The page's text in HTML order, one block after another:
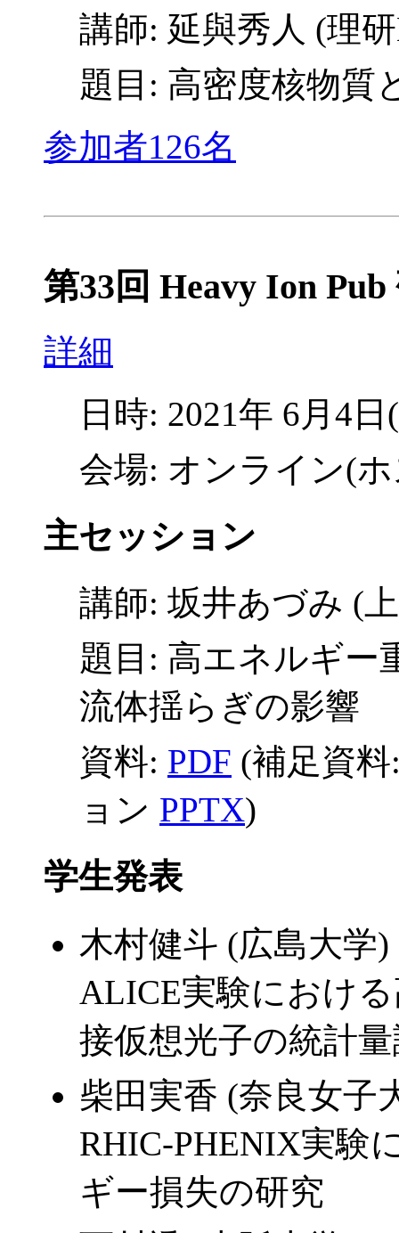
講師: 延與秀人 (理
題目: 高密度核物質
参加者126名
第33回 Heavy Ion Pub
詳細
日時: 2021年 6月4
会場: オンライン(
主セッション
講師: 坂井あづみ (
題目: 高エネルギー
流体揺らぎの影響
資料: PDF (補足資
ョン PPTX)
学生発表
木村健斗 (広島大学)
ALICE実験におけ
接仮想光子の統計
柴田実香 (奈良女子
RHIC-PHENIX実験
ギー損失の研究